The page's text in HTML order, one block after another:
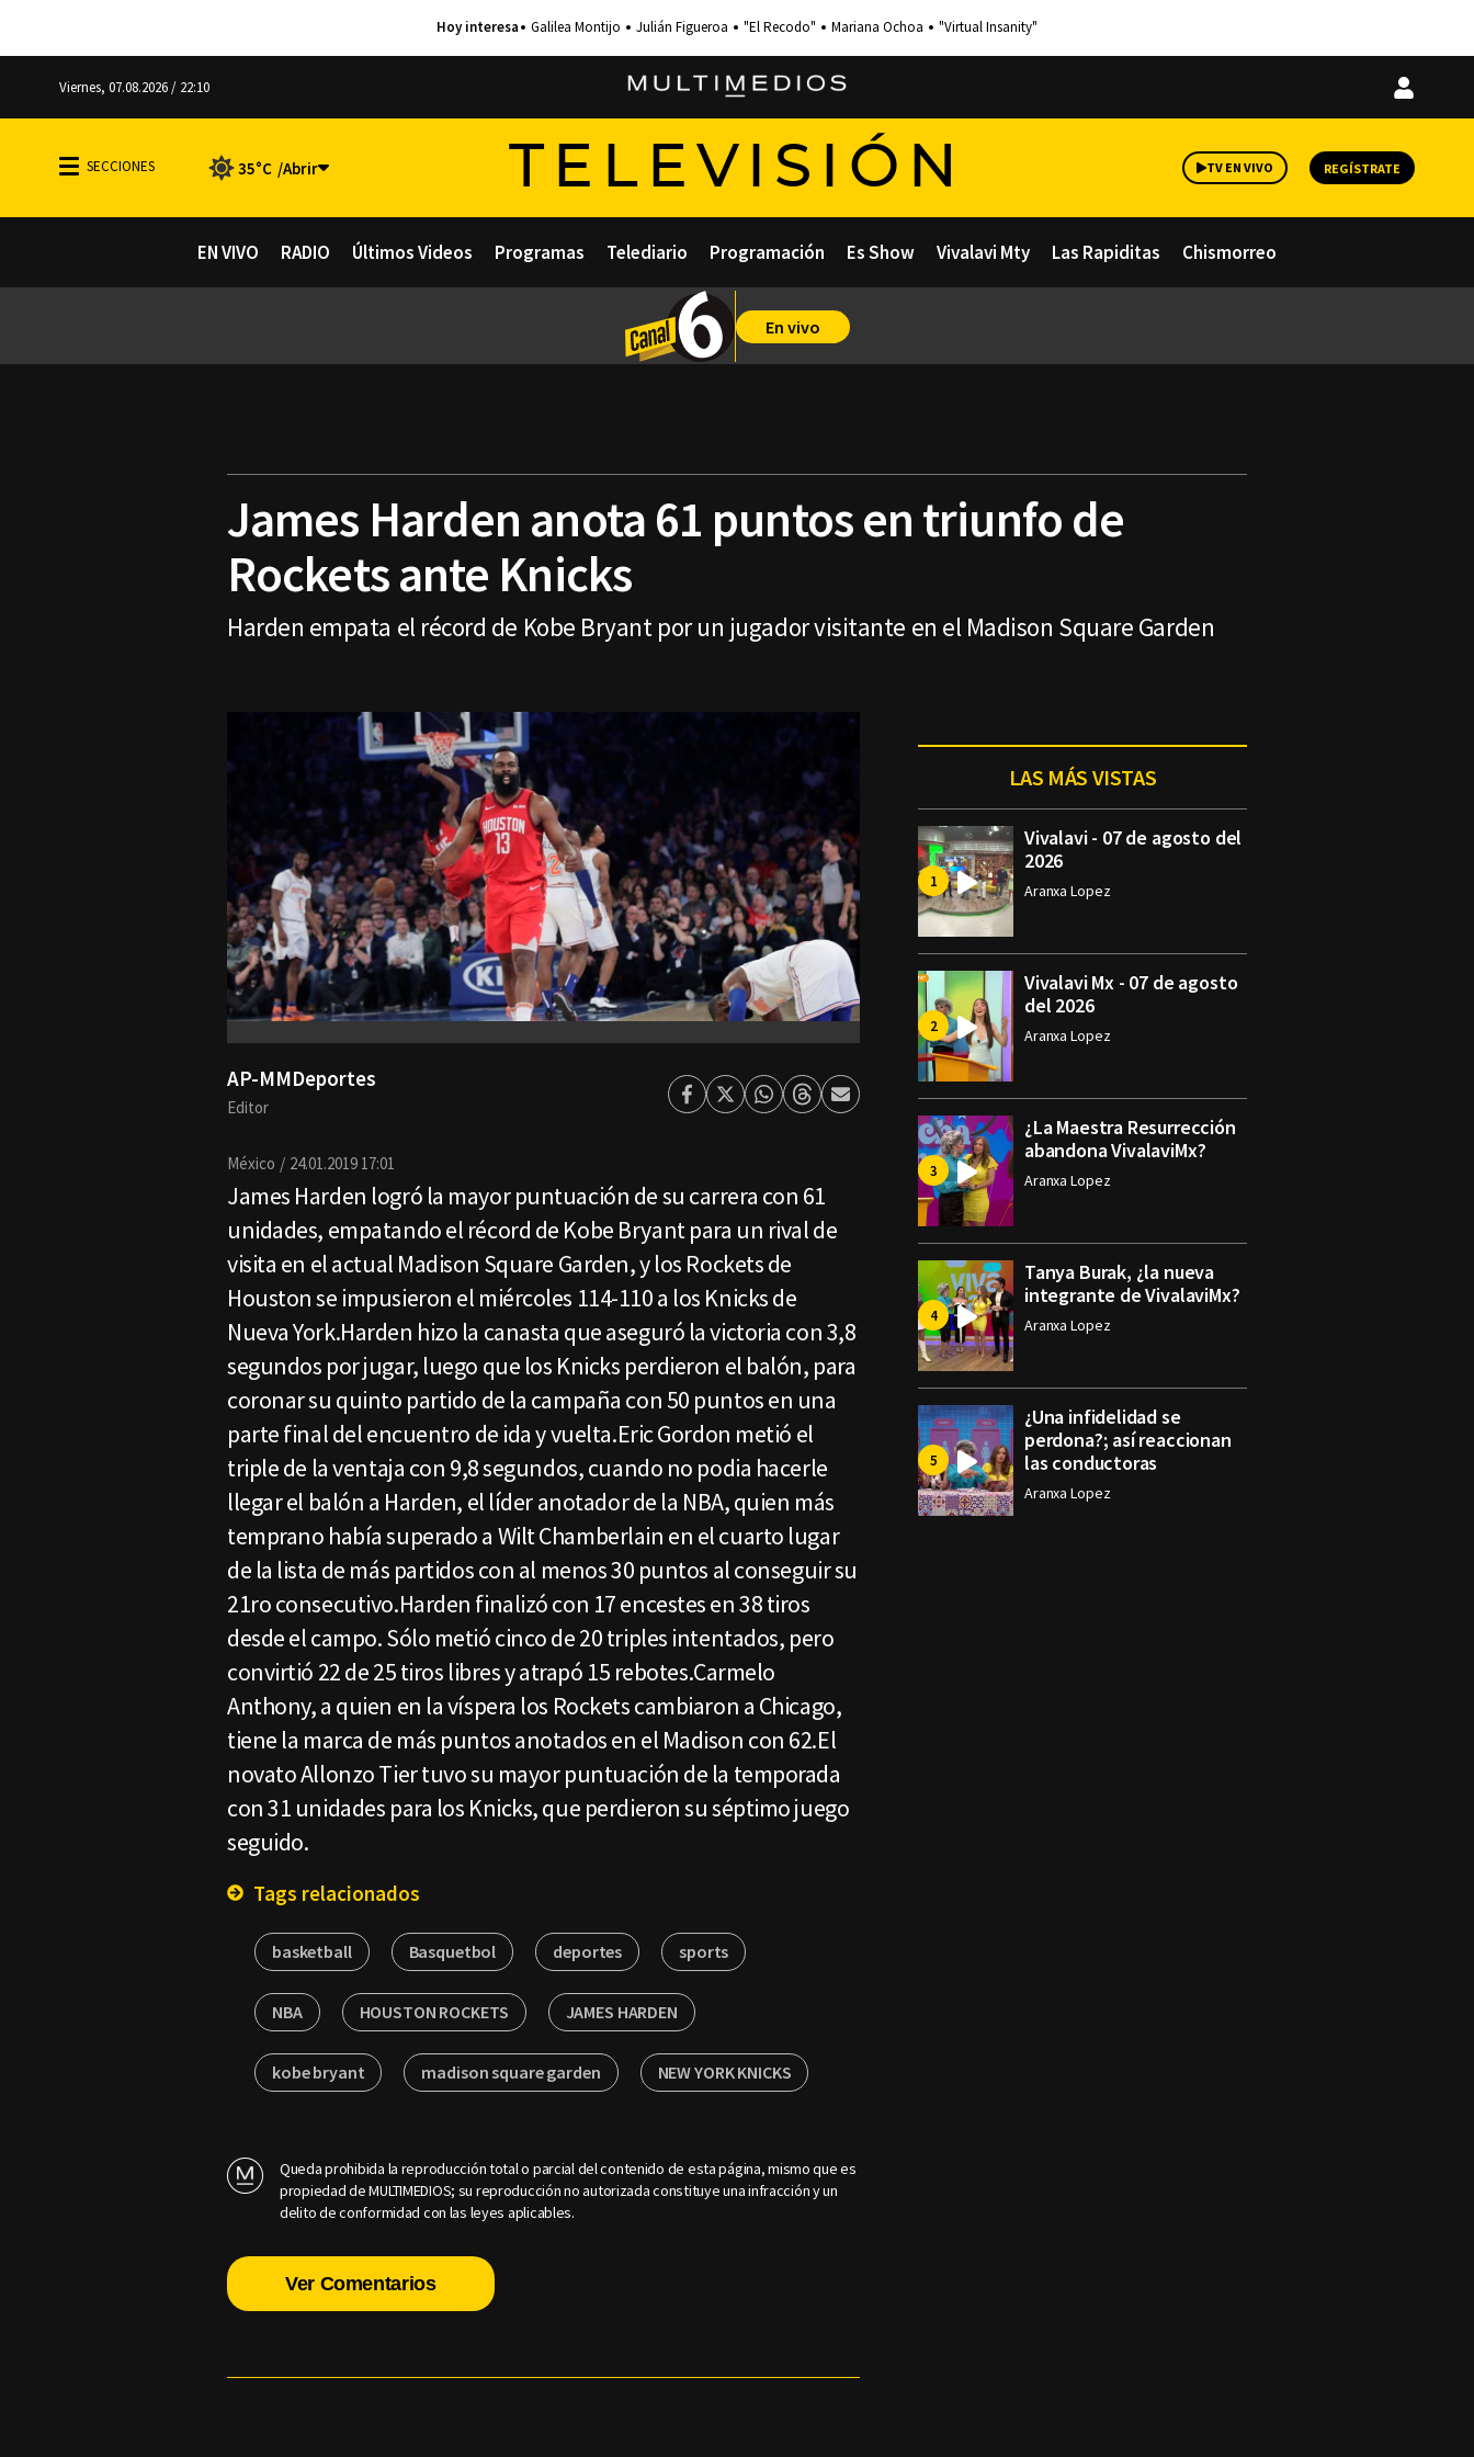
Galilea Montijo Julián Figueroa "El Recodo" Mariana Ochoa "Virtual Insanity"
Viernes, 07.08.2026 / 22:10
Iniciar
35°C TELEVISIÓN TV EN VIVO REGÍSTRATE
EN VIVO RADIO Últimos Videos Programas Telediario Programación Es Show Vivalavi Mty Las Rapiditas Chismorreo
En vivo
James Harden anota 61 puntos en triunfo de
Rockets ante Knicks
Harden empata el récord de Kobe Bryant por un jugador visitante en el Madison Square Garden
AP-MMDeportes
Editor Facebook
TwitterWhatsapp
ThreadsEnviar
México 24.01.2019 17:01
James Harden logró la mayor puntuación de su carrera con 61
unidades, empatando el récord de Kobe Bryant para un rival de
visita en el actual Madison Square Garden, y los Rockets de
Houston se impusieron el miércoles 114-110 a los Knicks de
Nueva York.Harden hizo la canasta que aseguró la victoria con 3,8
segundos por jugar, luego que los Knicks perdieron el balón, para
coronar su quinto partido de la campaña con 50 puntos en una
parte final del encuentro de ida y vuelta.Eric Gordon metió el
triple de la ventaja con 9,8 segundos, cuando no podia hacerle
llegar el balón a Harden, el líder anotador de la NBA, quien más
temprano había superado a Wilt Chamberlain en el cuarto lugar
de la lista de más partidos con al menos 30 puntos al conseguir su
21ro consecutivo.Harden finalizó con 17 encestes en 38 tiros
desde el campo. Sólo metió cinco de 20 triples intentados, pero
convirtió 22 de 25 tiros libres y atrapó 15 rebotes.Carmelo
Anthony, a quien en la víspera los Rockets cambiaron a Chicago,
tiene la marca de más puntos anotados en el Madison con 62.El
novato Allonzo Tier tuvo su mayor puntuación de la temporada
con 31 unidades para los Knicks, que perdieron su séptimo juego
seguido.
Tags relacionados
basketball Basquetbol deportes sports
NBA HOUSTON ROCKETS JAMES HARDEN
kobe bryant madison square garden NEW YORK KNICKS
Queda prohibida la reproducción total o parcial del contenido de esta página, mismo que es
propiedad de MULTIMEDIOS; su reproducción no autorizada constituye una infracción y un
delito de conformidad con las leyes aplicables.
Ver Comentarios
LAS MÁS VISTAS
Vivalavi - 07 de agosto del
2026
Aranxa Lopez
Vivalavi Mx - 07 de agosto
del 2026
Aranxa Lopez
¿La Maestra Resurrección
abandona VivalaviMx?
Aranxa Lopez
Tanya Burak, ¿la nueva
integrante de VivalaviMx?
Aranxa Lopez
¿Una infidelidad se
perdona?; así reaccionan
las conductoras
Aranxa Lopez